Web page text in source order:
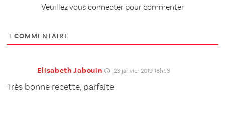
Veuillez vous connecter pour commenter
1 COMMENTAIRE
Elisabeth Jabouin 23 janvier 2019 18h53
Très bonne recette, parfaite